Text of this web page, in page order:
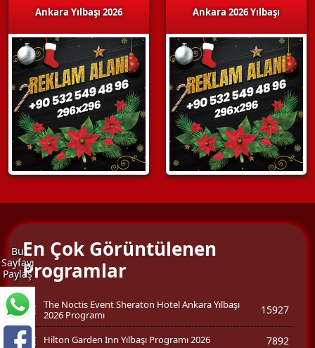
Ankara Yılbaşı 2026 Ankara 2026 Yılbaşı
Bu
Sayfayı
Paylaş
En Çok Görüntülenen
Programlar
The Noctis Event Sheraton Hotel Ankara Yılbaşı
2026 Programı
15927
Hilton Garden Inn Yılbaşı Programı 2026 7892